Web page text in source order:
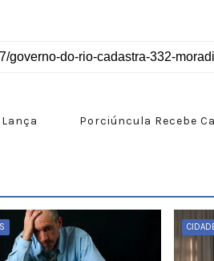
Porciúncula Recebe